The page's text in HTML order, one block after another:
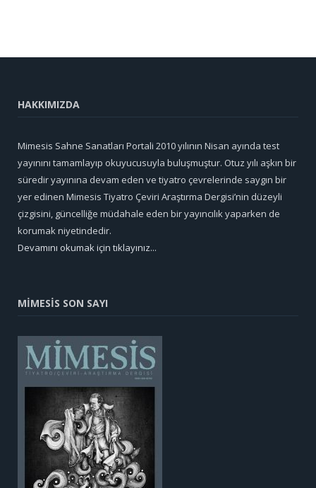
HAKKIMIZDA
Mimesis Sahne Sanatları Portali 2010 yılının Nisan ayında test
yayınını tamamlayıp okuyucusuyla buluşmuştur. Otuz yılı aşkın bir
süredir yayınına devam eden ve tiyatro çevrelerinde saygın bir
yer edinen Mimesis Tiyatro Çeviri Araştırma Dergisi’nin düzeyli
çizgisini, güncelliğe müdahale eden bir yayıncılık yaparken de
korumak niyetindedir.
Devamını okumak için tıklayınız...
MİMESİS SON SAYI